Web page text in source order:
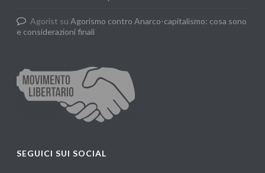
Agorist suAgorismo contro Anarco-capitalismo: cosa sono
e considerazioni finali
SEGUICI SUI SOCIAL